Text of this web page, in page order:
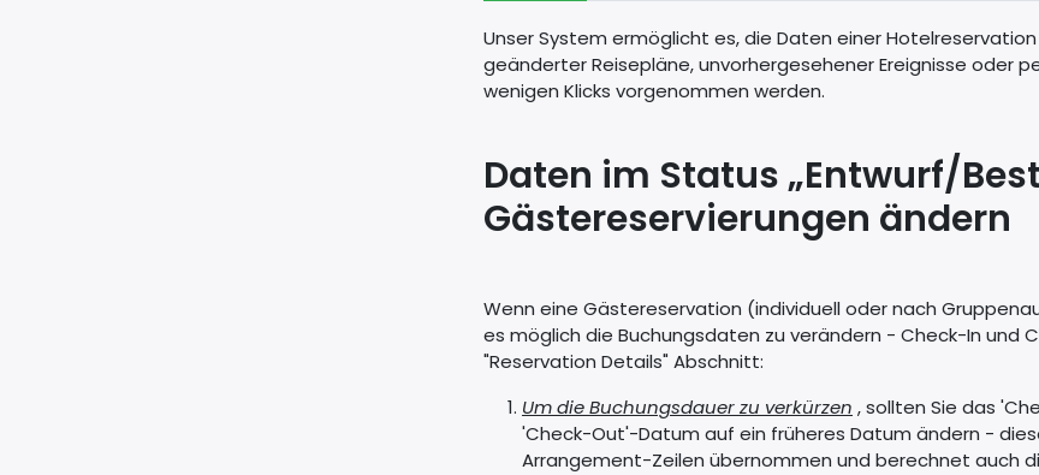
Unser System ermöglicht es, die Daten einer
geänderter Reisepläne, unvorhergesehener Ereignisse oder
wenigen Klicks vorgenommen werden.
Daten im Status „Entwurf/
Gästereservierungen ändern
Wenn eine Gästereservation (individuell oder nach
es möglich die Buchungsdaten zu verändern - Check-In und
"Reservation Details" Abschnitt:
Um die Buchungsdauer zu verkürzen , sollten Sie das
'Check-Out'-Datum auf ein früheres Datum ändern -
Arrangement-Zeilen übernommen und berechnet auch